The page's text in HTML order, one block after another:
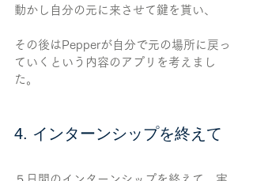
動かし自分の元に来させて鍵を貰い、
その後はPepperが自分で元の場所に戻っ
ていくという内容のアプリを考えまし
た。
4. インターンシップを終えて